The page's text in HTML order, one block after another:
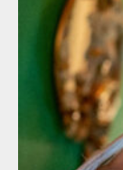
Category:ハ
ダ